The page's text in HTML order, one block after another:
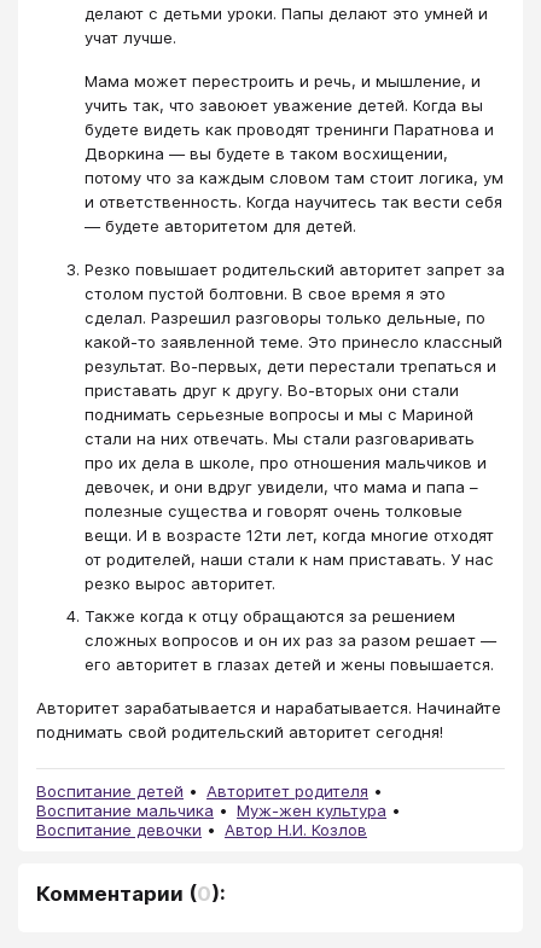
делают с детьми уроки. Папы делают это умней и
учат лучше.
Мама может перестроить и речь, и мышление, и
учить так, что завоюет уважение детей. Когда вы
будете видеть как проводят тренинги Паратнова и
Дворкина — вы будете в таком восхищении,
потому что за каждым словом там стоит логика, ум
и ответственность. Когда научитесь так вести себя
— будете авторитетом для детей.
Резко повышает родительский авторитет запрет за
столом пустой болтовни. В свое время я это
сделал. Разрешил разговоры только дельные, по
какой-то заявленной теме. Это принесло классный
результат. Во-первых, дети перестали трепаться и
приставать друг к другу. Во-вторых они стали
поднимать серьезные вопросы и мы с Мариной
стали на них отвечать. Мы стали разговаривать
про их дела в школе, про отношения мальчиков и
девочек, и они вдруг увидели, что мама и папа –
полезные существа и говорят очень толковые
вещи. И в возрасте 12ти лет, когда многие отходят
от родителей, наши стали к нам приставать. У нас
резко вырос авторитет.
Также когда к отцу обращаются за решением
сложных вопросов и он их раз за разом решает —
его авторитет в глазах детей и жены повышается.
Авторитет зарабатывается и нарабатывается. Начинайте
поднимать свой родительский авторитет сегодня!
Воспитание детей
Авторитет родителя
Воспитание мальчика
Муж-жен культура
Воспитание девочки
Автор Н.И. Козлов
Комментарии (0):